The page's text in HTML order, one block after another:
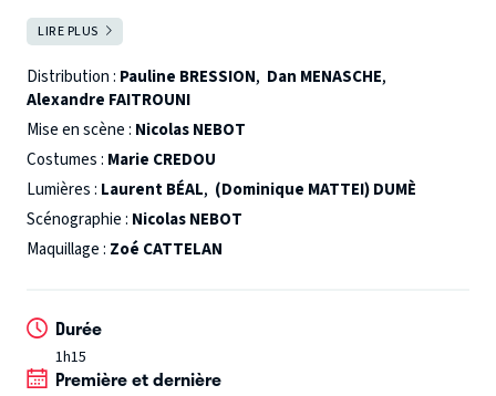
maquillages.
Nous sommes en 1910 dans un bar de Londres.
Charlie a rendez-vous avec une jeune femme pour lui
déclarer sa flamme. Et ce rendez-vous pourrait bien
changer sa vie…
En utilisant des procédés de mise en scène tels que
ralentis, accélérés, flashbacks et changements de points
de vues, cette pièce va vous plonger dans l’univers du
cinéma de Chaplin le temps d’une bulle de tendresse et de
LIRE PLUS
Distribution : Pauline BRESSION, Dan MENASCHE,
Alexandre FAITROUNI
Mise en scène : Nicolas NEBOT
Costumes : Marie CREDOU
Lumières : Laurent BÉAL, (Dominique MATTEI) DUMÈ
Scénographie : Nicolas NEBOT
Maquillage : Zoé CATTELAN
Durée
1h15
Première et dernière